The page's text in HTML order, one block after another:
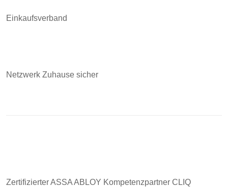
Einkaufsverband
Netzwerk Zuhause sicher
Zertifizierter ASSA ABLOY Kompetenzpartner CLIQ